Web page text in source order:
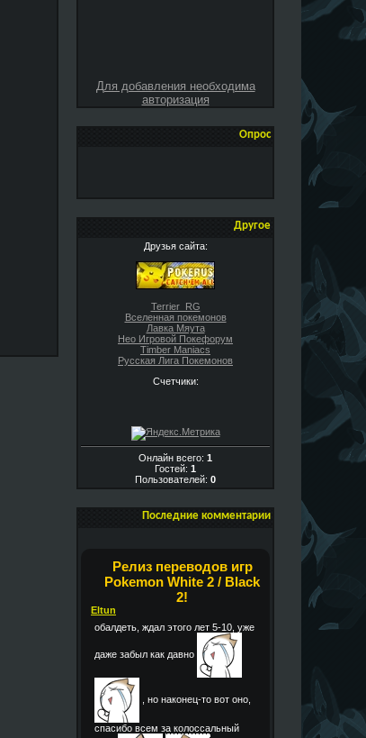
Для добавления необходима
авторизация
Опрос
Другое
Друзья сайта:
Terrier_RG
Вселенная покемонов
Лавка Мяута
Нео Игровой Покефорум
Timber Maniacs
Русская Лига Покемонов
Счетчики:
Онлайн всего: 1
Гостей: 1
Пользователей: 0
Последние комментарии
Релиз переводов игр
Pokemon White 2 / Black
2!
Eltun
обалдеть, ждал этого лет 5-10, уже
даже забыл как давно
, но наконец-то вот оно,
спасибо всем за колоссальный